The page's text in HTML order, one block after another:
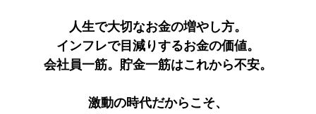
人生で大切なお金の増やし方。
インフレで目減りするお金の価値。
会社員一筋。貯金一筋はこれから不安。
激動の時代だからこそ、